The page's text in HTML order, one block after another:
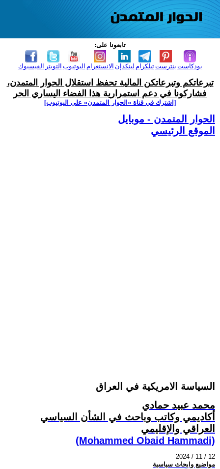
تابعونا على:
الفيسبوك التويتر اليوتيوب الانستغرام لينكدإن تيلكرامبنترست بودكاست
تبرعاتكم وتبرعاتكن المالية تحفظ استقلال الحوار المتمدن،
فشاركونا في دعم استمرارية هذا الفضاء اليساري الحر
[اشترك في قناة ‫«الحوار المتمدن» على اليوتيوب]
الحوار المتمدن - موبايل
الموقع الرئيسي
السياسة الامريكية في العراق
محمد عبيد حمادي
أكاديمي وكاتب وباحث في الشأن السياسي
العراقي والإقليمي
(Mohammed Obaid Hammadi)
2024 / 11 / 12
مواضيع وابحاث سياسية